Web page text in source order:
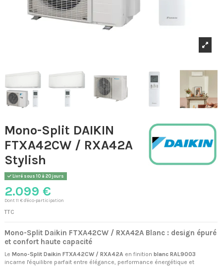
Mono-Split DAIKIN
FTXA42CW / RXA42A
Stylish
Livré sous 10 à 20 jours
2.099 €
Dont 11 € d'éco-participation
TTC
Mono-Split Daikin FTXA42CW / RXA42A Blanc : design épuré
et confort haute capacité
Le Mono-Split Daikin FTXA42CW / RXA42A en finition blanc RAL9003
incarne l'équilibre parfait entre élégance, performance énergétique et